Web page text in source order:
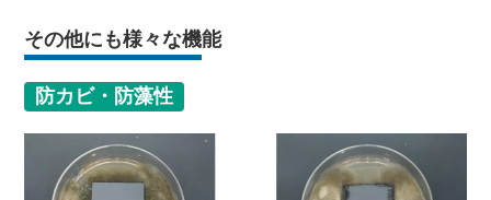
その他にも様々な機能
防カビ・防藻性